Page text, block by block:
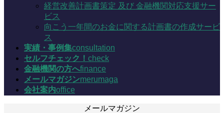
経営改善計画書策定 及び 金融機関対応支援サー
ビス
向こう一年間のお金に関する計画書の作成サービ
ス
実績・事例集consultation
セルフチェック！ check
金融機関の方へfinance
メールマガジンmerumaga
会社案内office
メールマガジン